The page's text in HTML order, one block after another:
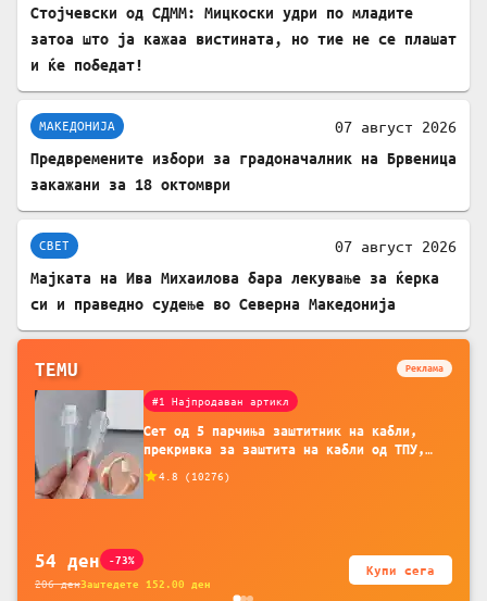
Стојчевски од СДММ: Мицкоски удри по младите
затоа што ја кажаа вистината, но тие не се плашат
и ќе победат!
МАКЕДОНИЈА 07 август 2026
Предвремените избори за градоначалник на Брвеница
закажани за 18 октомври
СВЕТ 07 август 2026
Мајката на Ива Михаилова бара лекување за ќерка
си и праведно судење во Северна Македонија
TEMU Реклама
#1 Најпродаван артикл
Сет од 5 парчиња заштитник на кабли,
прекривка за заштита на кабли од ТПУ,
батерија, за мобилни телефони, комплет
4.8 ( 10276)
54 ден -73%
206денЗаштедете 152.00 ден
Купи сега